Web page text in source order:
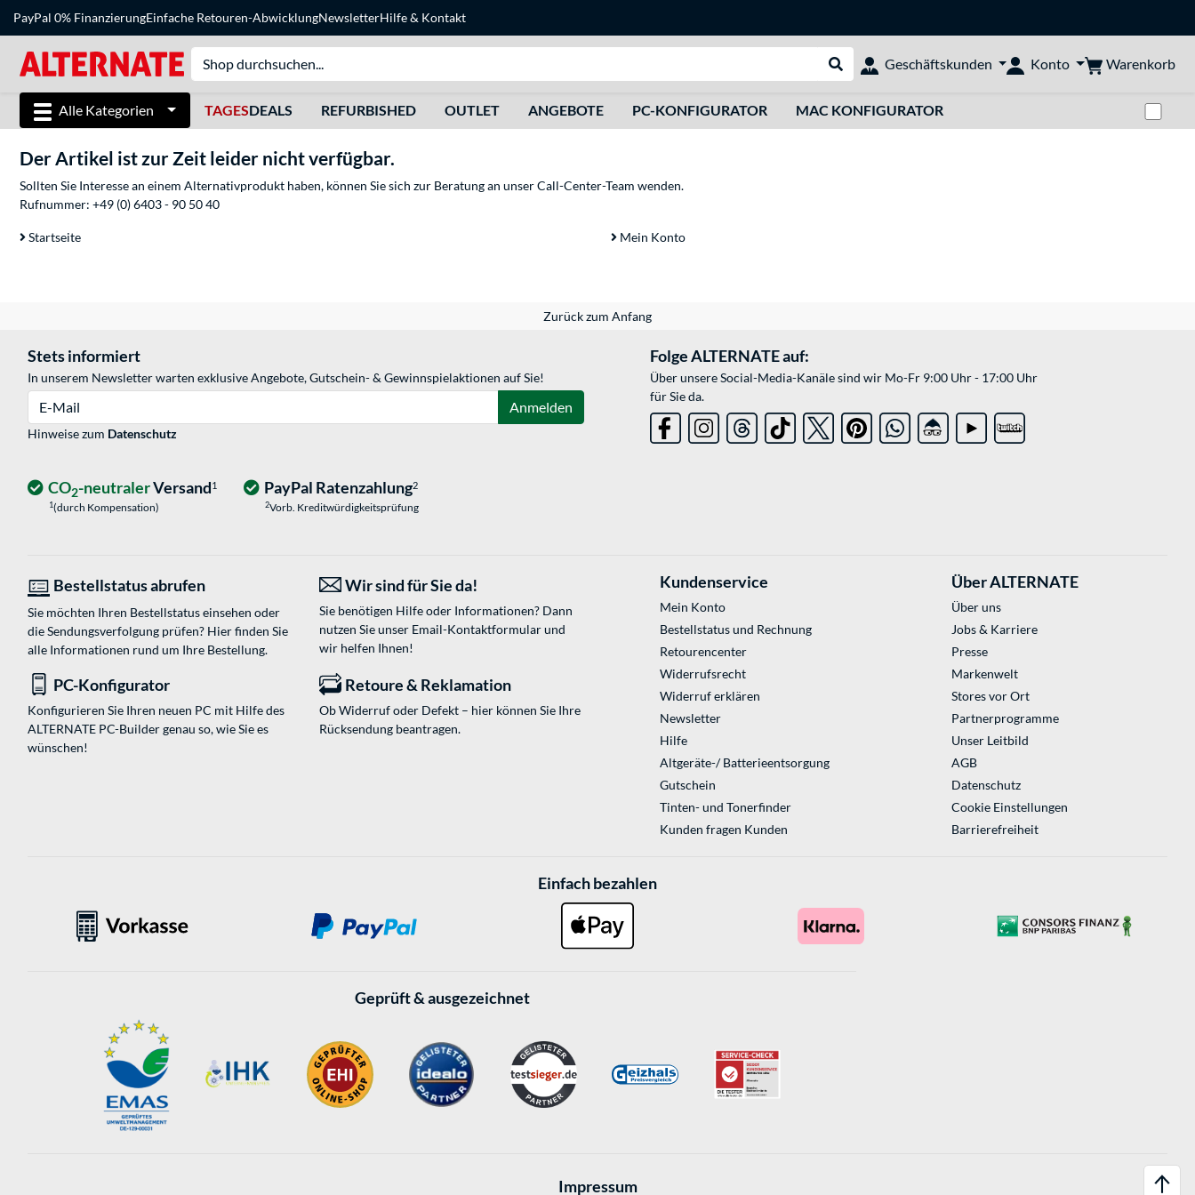
PayPal 0% FinanzierungEinfache Retouren-AbwicklungNewsletterHilfe& Kontakt
Suche durchführen
Geschäftskunden Konto Warenkorb
Alle Kategorien TAGESDEALS REFURBISHED OUTLET ANGEBOTE PC-KONFIGURATOR MAC KONFIGURATOR
Der Artikel ist zur Zeit leider nicht verfügbar.
Sollten Sie Interesse an einem Alternativprodukt haben, können Sie sich zur Beratung an unser Call-Center-Team wenden.
Rufnummer: +49 (0) 6403 - 90 50 40
Startseite Mein Konto
Zurück zum Anfang
Stets informiert
In unserem Newsletter warten exklusive Angebote, Gutschein- & Gewinnspielaktionen auf Sie!
Anmelden
Hinweise zum Datenschutz
Folge ALTERNATE auf:
Über unsere Social-Media-Kanäle sind wir Mo-Fr 9:00 Uhr - 17:00 Uhr
für Sie da.
CO2-neutralerVersand1
1(durch Kompensation)
PayPal Ratenzahlung2
2Vorb. Kreditwürdigkeitsprüfung
Bestellstatus abrufen
Sie möchten Ihren Bestellstatus einsehen oder
die Sendungsverfolgung prüfen? Hier finden Sie
alle Informationen rund um Ihre Bestellung.
Wir sind für Sie da!
Sie benötigen Hilfe oder Informationen? Dann
nutzen Sie unser Email-Kontaktformularund
wir helfen Ihnen!
PC-Konfigurator
Konfigurieren Sie Ihren neuen PC mit Hilfe des
ALTERNATE PC-Builder genau so, wie Sie es
wünschen!
Retoure & Reklamation
Ob Widerruf oder Defekt – hier können Sie Ihre
Rücksendung beantragen.
Kundenservice
Mein Konto
Bestellstatus und Rechnung
Retourencenter
Widerrufsrecht
Widerruf erklären
Newsletter
Hilfe
Altgeräte-/ Batterieentsorgung
Gutschein
Tinten- und Tonerfinder
Kunden fragen Kunden
Über ALTERNATE
Über uns
Jobs & Karriere
Presse
Markenwelt
Stores vor Ort
Partnerprogramme
Unser Leitbild
AGB
Datenschutz
Cookie Einstellungen
Barrierefreiheit
Einfach bezahlen
Geprüft & ausgezeichnet
Impressum